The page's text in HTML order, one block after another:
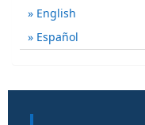
English
Español